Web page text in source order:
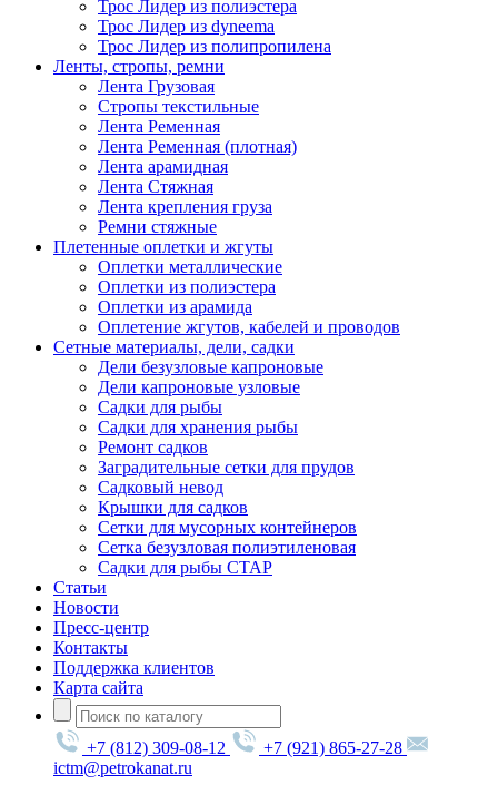
Трос Лидер из полиэстера
Трос Лидер из dyneema
Трос Лидер из полипропилена
Ленты, стропы, ремни
Лента Грузовая
Стропы текстильные
Лента Ременная
Лента Ременная (плотная)
Лента арамидная
Лента Стяжная
Лента крепления груза
Ремни стяжные
Плетенные оплетки и жгуты
Оплетки металлические
Оплетки из полиэстера
Оплетки из арамида
Оплетение жгутов, кабелей и проводов
Сетные материалы, дели, садки
Дели безузловые капроновые
Дели капроновые узловые
Садки для рыбы
Садки для хранения рыбы
Ремонт садков
Заградительные сетки для прудов
Садковый невод
Крышки для садков
Сетки для мусорных контейнеров
Сетка безузловая полиэтиленовая
Садки для рыбы СТАР
Статьи
Новости
Пресс-центр
Контакты
Поддержка клиентов
Карта сайта
+7 (812) 309-08-12
+7 (921) 865-27-28
ictm@petrokanat.ru